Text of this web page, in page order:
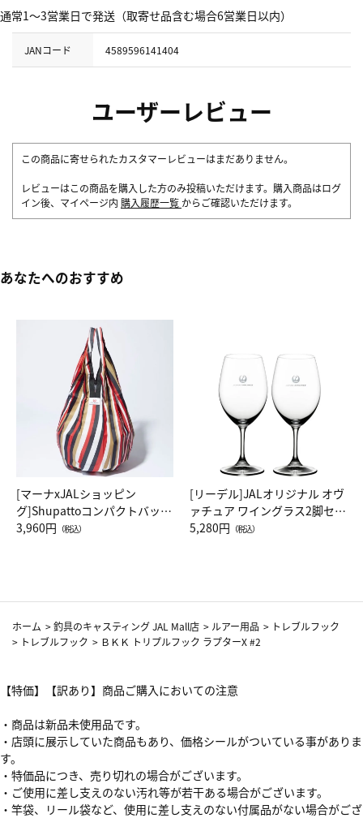
通常1～3営業日で発送（取寄せ品含む場合6営業日以内）
JANコード 4589596141404
ユーザーレビュー
この商品に寄せられたカスタマーレビューはまだありません。
レビューはこの商品を購入した方のみ投稿いただけます。購入商品はログ
イン後、マイページ内 購入履歴一覧 からご確認いただけます。
あなたへのおすすめ
[マーナxJALショッピン
グ]Shupattoコンパクトバッグ
Drop JAL客室乗務員（LC）ス
3,960円 （税込）
[リーデル]JALオリジナル オヴ
ァチュア ワイングラス2脚セッ
ト（レッドワイン）
5,280円 （税込）
ホーム >釣具のキャスティング JAL Mall店 > ルアー用品 > トレブルフック
> トレブルフック > ＢＫＫ トリプルフック ラプターX #2
【特価】【訳あり】商品ご購入においての注意
・商品は新品未使用品です。
・店頭に展示していた商品もあり、価格シールがついている事がありま
す。
・特価品につき、売り切れの場合がございます。
・ご使用に差し支えのない汚れ等が若干ある場合がございます。
・竿袋、リール袋など、使用に差し支えのない付属品がない場合がござ